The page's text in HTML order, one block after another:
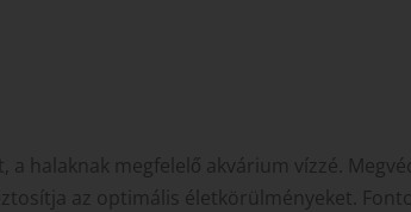
a halaknak megfelelő akvárium vízzé.
az optimális életkörülményeket.